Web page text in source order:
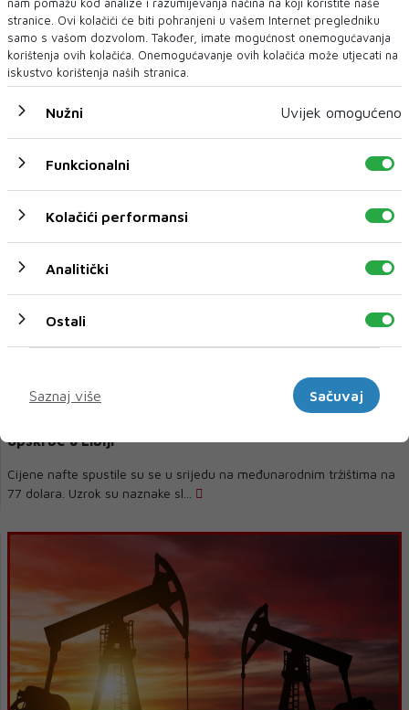
CIJENE NAFTE
Cijene nafte porasle
dolara. Američke su sankcije prijevozn...
NAFTA
opskrbe u Libiji
Cijene nafte spustile su se u srijedu na međunarodnim tržištima na
77 dolara. Uzrok su naznake sl...
stranice. Ovi kolačići će biti pohranjeni u vašem Internet pregledniku
samo s vašom dozvolom. Također, imate mogućnost onemogućavanja
korištenja ovih kolačića. Onemogućavanje ovih kolačića može utjecati na
iskustvo korištenja naših stranica.
Nužni Uvijek omogućeno
Funkcionalni
Kolačići performansi
Analitički
Ostali
Saznaj više
Sačuvaj